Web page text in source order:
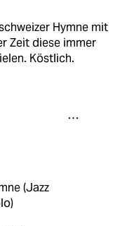
Hymne mit
Zeit diese immer
Köstlich.
(Jazz